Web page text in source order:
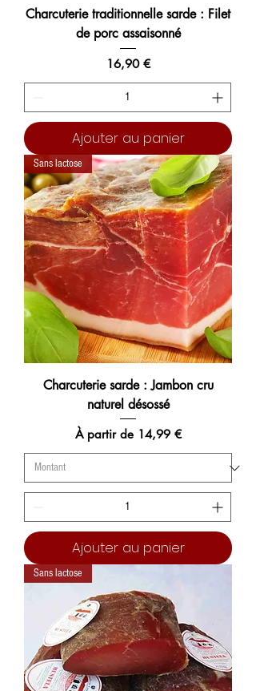
Charcuterie traditionnelle sarde : Filet
de porc assaisonné
Prix
16,90 €
Ajouter au panier
Sans lactose
Charcuterie sarde : Jambon cru
naturel désossé
À partir de 14,99 €
Prix promotionnel
Ajouter au panier
Sans lactose